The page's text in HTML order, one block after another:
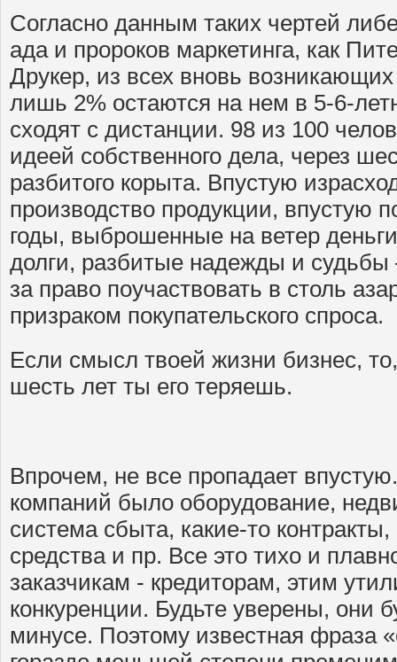
Согласно данным таких чертей
ада и пророков маркетинга, как
Друкер, из всех вновь
лишь 2% остаются на нем в 5-6-
сходят с дистанции. 98 из 100
идеей собственного дела, через
разбитого корыта. Впустую
производство продукции, впустую
годы, выброшенные на ветер
долги, разбитые надежды и судьбы
за право поучаствовать в столь
призраком покупательского спроса.
Если смысл твоей жизни бизнес,
шесть лет ты его теряешь.
Впрочем, не все пропадает
компаний было оборудование,
система сбыта, какие-то
средства и пр. Все это тихо и
заказчикам - кредиторам, этим
конкуренции. Будьте уверены, они
минусе. Поэтому известная фраза